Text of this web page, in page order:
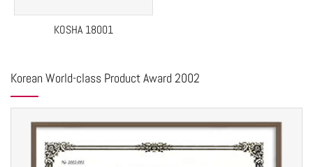
KOSHA 18001
Korean World-class Product Award 2002